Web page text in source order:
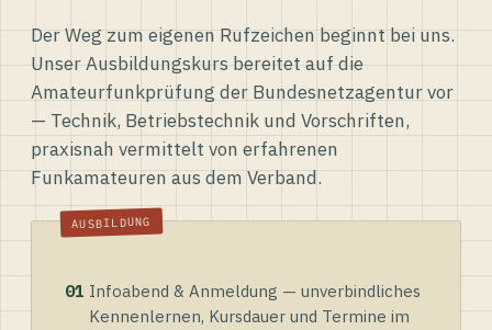
Der Weg zum eigenen Rufzeichen beginnt bei uns.
Unser Ausbildungskurs bereitet auf die
Amateurfunkprüfung der Bundesnetzagentur vor
— Technik, Betriebstechnik und Vorschriften,
praxisnah vermittelt von erfahrenen
Funkamateuren aus dem Verband.
01 Infoabend & Anmeldung — unverbindliches
Kennenlernen, Kursdauer und Termine im